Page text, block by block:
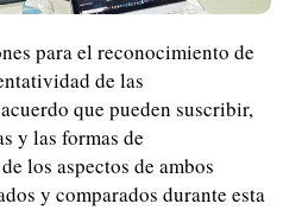
para el reconocimiento de
de las
que pueden suscribir,
y las formas de
los aspectos de ambos
y comparados durante esta